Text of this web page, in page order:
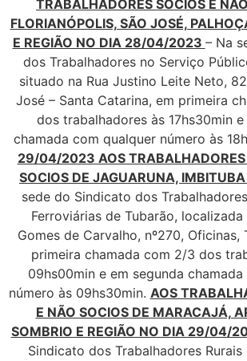
TRABALHADORES SÓCIOS E
FLORIANÓPOLIS, SÃO JOSÉ,
E REGIÃO NO DIA 28/04/2023 – Na
dos Trabalhadores no Serviço
situado na Rua Justino Leite Neto,
José – Santa Catarina, em primeira
dos trabalhadores às 17hs30min
chamada com qualquer número às
29/04/2023 AOS TRABALHADORES
SOCIOS DE JAGUARUNA, IMBITUBA
sede do Sindicato dos
Ferroviárias de Tubarão, localizada
Gomes de Carvalho, nº270, Oficinas,
primeira chamada com 2/3 dos
09hs00min e em segunda
número às 09hs30min. AOS
E NÃO SOCIOS DE MARACAJÁ,
SOMBRIO E REGIÃO NO DIA 29/04/
Sindicato dos Trabalhadores Rurais